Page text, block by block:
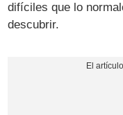
difíciles que lo
descubrir.